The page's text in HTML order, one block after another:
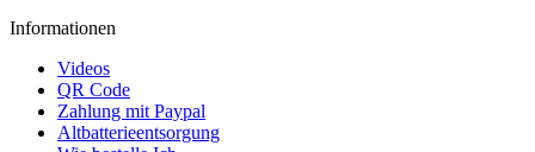
Informationen
Videos
QR Code
Zahlung mit Paypal
Altbatterieentsorgung